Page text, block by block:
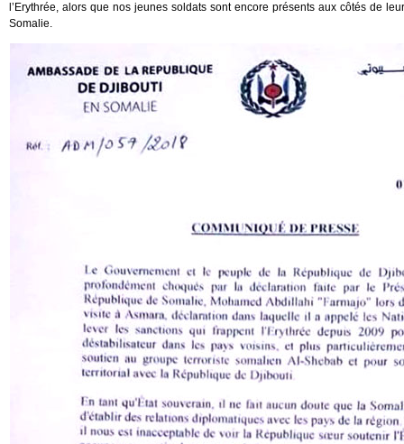
l’Erythrée, alors que nos jeunes soldats sont encore présents aux côtés de
Somalie.